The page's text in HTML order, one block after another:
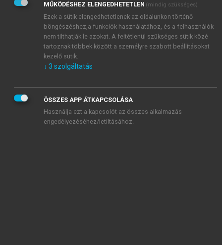
Adatkezelési tájékoztatóbanfoglaltakat tudomásul
veszem és elfogadom.
Általános vásárlási feltételeket, valamint a szotar.netés a
mersz.huoldalak licencszerződéseiben foglaltakat
tudomásul veszem és elfogadom.
KIPRÓBÁLOM
MŰKÖDÉSHEZ ELENGEDHETETLEN (mindig szükséges)
Ezek a sütik elengedhetetlenek az oldalunkon történő
böngészéshez,a funkciók használatához, és a felhasználók
nem tilthatják le azokat. A feltétlenül szükséges sütik közé
tartoznak többek között a személyre szabott beállításokat
kezelő sütik.
↓ 3 szolgáltatás
ÖSSZES APP ÁTKAPCSOLÁSA
Használja ezt a kapcsolót az összes alkalmazás
engedélyezéséhez/letiltásához.